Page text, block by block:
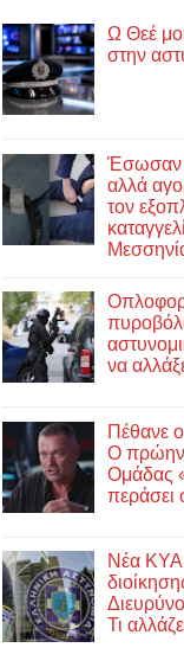
Ω Θεέ
στην
Έσωσαν
αλλά
τον
να
Πέθανε
Ο πρώην
Ομάδας
περάσει
Νέα ΚΥΑ
Τι